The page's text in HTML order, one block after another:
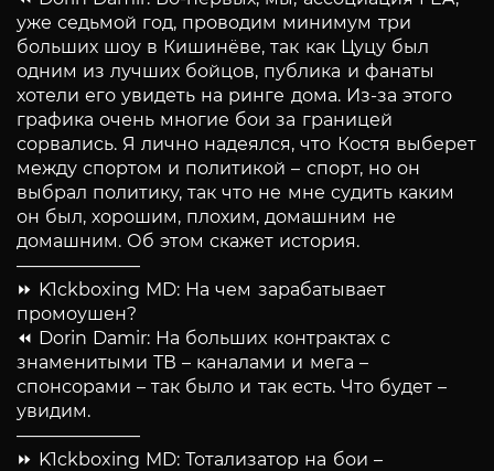
уже седьмой год, проводим минимум три
больших шоу в Кишинёве, так как Цуцу был
одним из лучших бойцов, публика и фанаты
хотели его увидеть на ринге дома. Из-за этого
графика очень многие бои за границей
сорвались. Я лично надеялся, что Костя выберет
между спортом и политикой – спорт, но он
выбрал политику, так что не мне судить каким
он был, хорошим, плохим, домашним не
домашним. Об этом скажет история.
———————
⏩ K1ckboxing MD: На чем зарабатывает
промоушен?
⏪ Dorin Damir: На больших контрактах с
знаменитыми ТВ – каналами и мега –
спонсорами – так было и так есть. Что будет –
увидим.
———————
⏩ K1ckboxing MD: Тотализатор на бои –